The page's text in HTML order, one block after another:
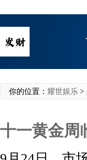
你的位置： 耀世娱乐 >
十一黄金周